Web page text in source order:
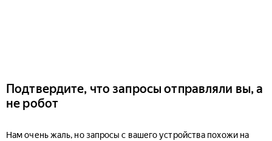
Подтвердите, что запросы отправляли вы, а
не робот
Нам очень жаль, но запросы с вашего устройства похожи на